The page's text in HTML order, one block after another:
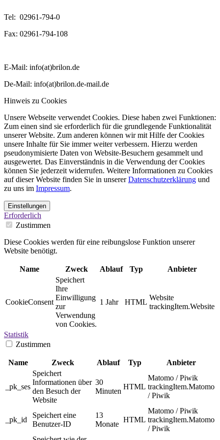
Tel: 02961-794-0
Fax: 02961-794-108
E-Mail: info(at)brilon.de
De-Mail: info(at)brilon.de-mail.de
Hinweis zu Cookies
Unsere Webseite verwendet Cookies. Diese haben zwei Funktionen:
Zum einen sind sie erforderlich für die grundlegende Funktionalität
unserer Website. Zum anderen können wir mit Hilfe der Cookies
unsere Inhalte für Sie immer weiter verbessern. Hierzu werden
pseudonymisierte Daten von Website-Besuchern gesammelt und
ausgewertet. Das Einverständnis in die Verwendung der Cookies
können Sie jederzeit widerrufen. Weitere Informationen zu Cookies
auf dieser Website finden Sie in unsererDatenschutzerklärung und
zu uns im Impressum.
Einstellungen
Erforderlich
Zustimmen
Diese Cookies werden für eine reibungslose Funktion unserer
Website benötigt.
Name Zweck Ablauf Typ Anbieter
CookieConsent
Speichert
Ihre
Einwilligung
zur
Verwendung
von Cookies.
1 Jahr HTML
Website
trackingItem.Website
Statistik
Zustimmen
Name Zweck Ablauf Typ Anbieter
_pk_ses
Speichert
Informationen über
den Besuch der
Website
30
Minuten
HTML
Matomo / Piwik
trackingItem.Matomo
/ Piwik
_pk_id
Speichert eine
Benutzer-ID
13
Monate
HTML
Matomo / Piwik
trackingItem.Matomo
/ Piwik